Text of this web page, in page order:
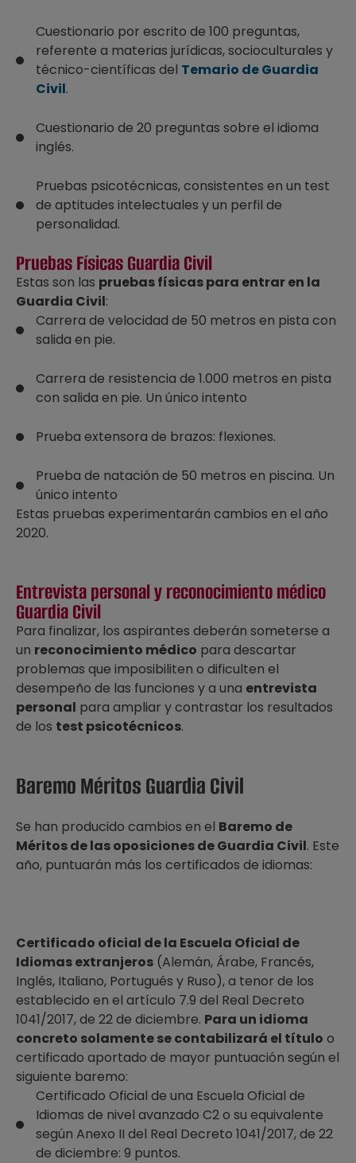
Cuestionario por escrito de 100 preguntas,
referente a materias jurídicas, socioculturales y
técnico-científicas del Temario de Guardia
Civil.
Cuestionario de 20 preguntas sobre el idioma
inglés.
Pruebas psicotécnicas, consistentes en un test
de aptitudes intelectuales y un perfil de
personalidad.
Pruebas Físicas Guardia Civil
Estas son las pruebas físicas para entrar en la
Guardia Civil:
Carrera de velocidad de 50 metros en pista con
salida en pie.
Carrera de resistencia de 1.000 metros en pista
con salida en pie. Un único intento
Prueba extensora de brazos: flexiones.
Prueba de natación de 50 metros en piscina. Un
único intento
Estas pruebas experimentarán cambios en el año
2020.
Entrevista personal y reconocimiento médico
Guardia Civil
Para finalizar, los aspirantes deberán someterse a
un reconocimiento médico para descartar
problemas que imposibiliten o dificulten el
desempeño de las funciones y a una entrevista
personal para ampliar y contrastar los resultados
de los test psicotécnicos.
Baremo Méritos Guardia Civil
Se han producido cambios en el Baremo de
Méritos de las oposiciones de Guardia Civil. Este
año, puntuarán más los certificados de idiomas:
Certificado oficial de la Escuela Oficial de
Idiomas extranjeros (Alemán, Árabe, Francés,
Inglés, Italiano, Portugués y Ruso), a tenor de los
establecido en el artículo 7.9 del Real Decreto
1041/2017, de 22 de diciembre. Para un idioma
concreto solamente se contabilizará el título o
certificado aportado de mayor puntuación según el
siguiente baremo:
Certificado Oficial de una Escuela Oficial de
Idiomas de nivel avanzado C2 o su equivalente
según Anexo II del Real Decreto 1041/2017, de 22
de diciembre: 9 puntos.